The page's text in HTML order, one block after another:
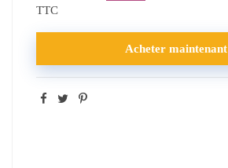
TTC
Acheter maintenant